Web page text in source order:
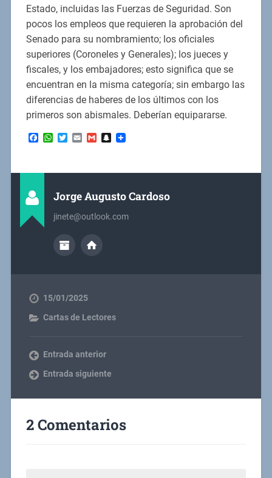
Estado, incluidas las Fuerzas de Seguridad. Son
pocos los empleos que requieren la aprobación del
Senado para su nombramiento; los oficiales
superiores (Coroneles y Generales); los jueces y
fiscales, y los embajadores; esto significa que se
encuentran en la misma categoría; sin embargo las
diferencias de haberes de los últimos con los
primeros son abismales. Deberían equipararse.
Facebook
WhatsApp
Twitter
EmailGmailSnapchat
Jorge Augusto Cardoso
jinete@outlook.com
15/01/2025
Cartas de Lectores
Entrada anterior
Entrada siguiente
2 Comentarios